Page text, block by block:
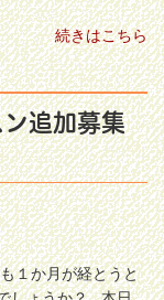
続きはこちら
追加募集
１か月が経とうと